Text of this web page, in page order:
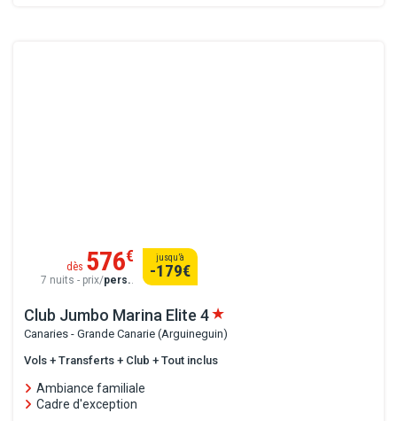
Club Jumbo Marina Elite 4
Canaries - Grande Canarie (Arguineguin)
Vols + Transferts + Club + Tout inclus
Ambiance familiale
Cadre d'exception
dès 576€
7 nuits - prix/pers.
jusqu’à
-179€